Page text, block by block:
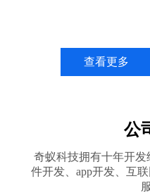
查看更多
公
奇蚁科技拥有十年开
件开发、app开发、互